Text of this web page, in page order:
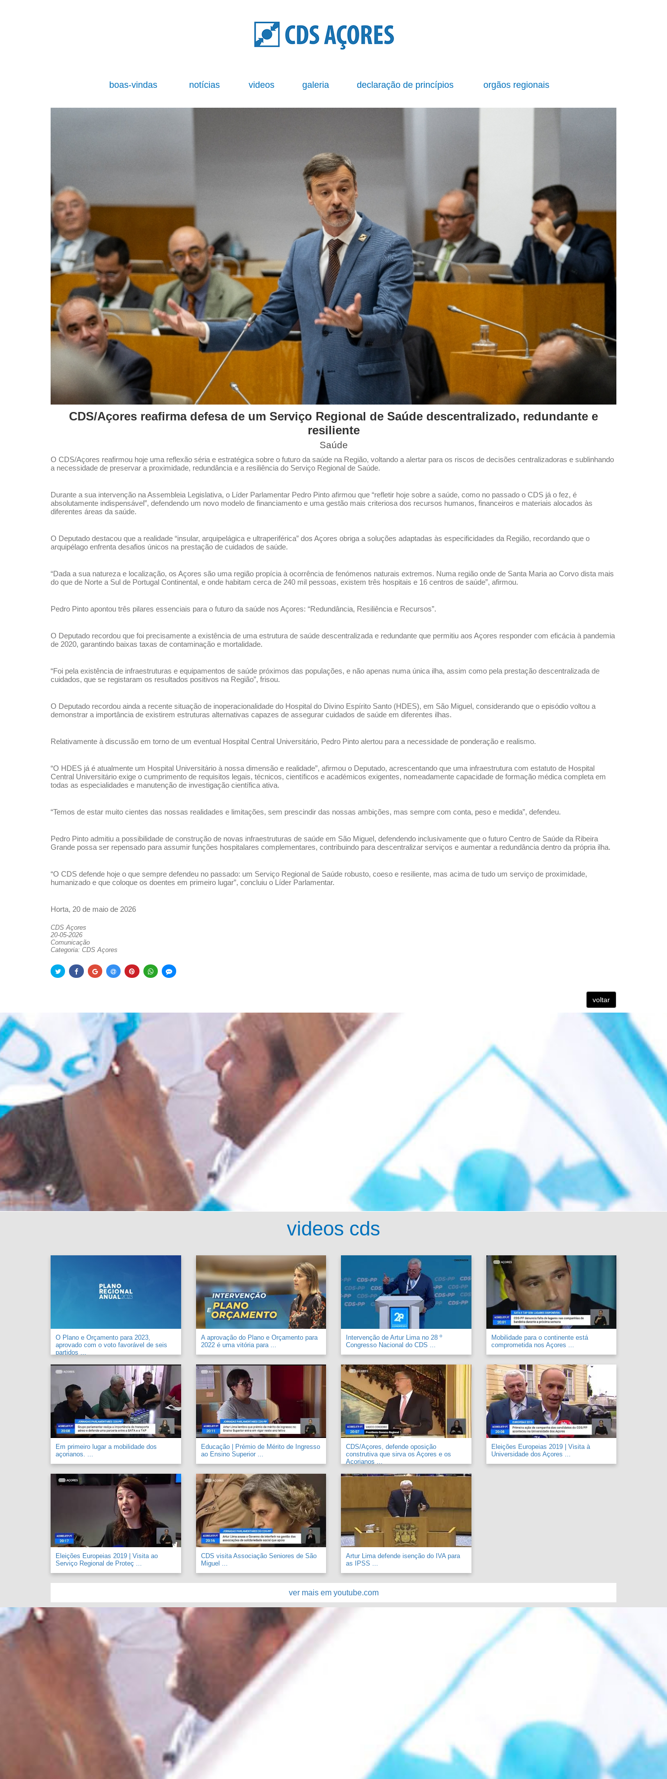
boas-vindas notícias videos galeria declaração de princípios orgãos regionais
CDS/Açores reafirma defesa de um Serviço Regional de Saúde descentralizado, redundante e
resiliente
Saúde
O CDS/Açores reafirmou hoje uma reflexão séria e estratégica sobre o futuro da saúde na Região, voltando a alertar para os riscos de decisões centralizadoras e sublinhando
a necessidade de preservar a proximidade, redundância e a resiliência do Serviço Regional de Saúde.
Durante a sua intervenção na Assembleia Legislativa, o Líder Parlamentar Pedro Pinto afirmou que “refletir hoje sobre a saúde, como no passado o CDS já o fez, é
absolutamente indispensável”, defendendo um novo modelo de financiamento e uma gestão mais criteriosa dos recursos humanos, financeiros e materiais alocados às
diferentes áreas da saúde.
O Deputado destacou que a realidade “insular, arquipelágica e ultraperiférica” dos Açores obriga a soluções adaptadas às especificidades da Região, recordando que o
arquipélago enfrenta desafios únicos na prestação de cuidados de saúde.
“Dada a sua natureza e localização, os Açores são uma região propícia à ocorrência de fenómenos naturais extremos. Numa região onde de Santa Maria ao Corvo dista mais
do que de Norte a Sul de Portugal Continental, e onde habitam cerca de 240 mil pessoas, existem três hospitais e 16 centros de saúde”, afirmou.
Pedro Pinto apontou três pilares essenciais para o futuro da saúde nos Açores: “Redundância, Resiliência e Recursos”.
O Deputado recordou que foi precisamente a existência de uma estrutura de saúde descentralizada e redundante que permitiu aos Açores responder com eficácia à pandemia
de 2020, garantindo baixas taxas de contaminação e mortalidade.
“Foi pela existência de infraestruturas e equipamentos de saúde próximos das populações, e não apenas numa única ilha, assim como pela prestação descentralizada de
cuidados, que se registaram os resultados positivos na Região”, frisou.
O Deputado recordou ainda a recente situação de inoperacionalidade do Hospital do Divino Espírito Santo (HDES), em São Miguel, considerando que o episódio voltou a
demonstrar a importância de existirem estruturas alternativas capazes de assegurar cuidados de saúde em diferentes ilhas.
Relativamente à discussão em torno de um eventual Hospital Central Universitário, Pedro Pinto alertou para a necessidade de ponderação e realismo.
“O HDES já é atualmente um Hospital Universitário à nossa dimensão e realidade”, afirmou o Deputado, acrescentando que uma infraestrutura com estatuto de Hospital
Central Universitário exige o cumprimento de requisitos legais, técnicos, científicos e académicos exigentes, nomeadamente capacidade de formação médica completa em
todas as especialidades e manutenção de investigação científica ativa.
“Temos de estar muito cientes das nossas realidades e limitações, sem prescindir das nossas ambições, mas sempre com conta, peso e medida”, defendeu.
Pedro Pinto admitiu a possibilidade de construção de novas infraestruturas de saúde em São Miguel, defendendo inclusivamente que o futuro Centro de Saúde da Ribeira
Grande possa ser repensado para assumir funções hospitalares complementares, contribuindo para descentralizar serviços e aumentar a redundância dentro da própria ilha.
“O CDS defende hoje o que sempre defendeu no passado: um Serviço Regional de Saúde robusto, coeso e resiliente, mas acima de tudo um serviço de proximidade,
humanizado e que coloque os doentes em primeiro lugar”, concluiu o Líder Parlamentar.
Horta, 20 de maio de 2026
CDS Açores
20-05-2026
Comunicação
Categoria: CDS Açores
voltar
videos cds
O Plano e Orçamento para 2023,
aprovado com o voto favorável de seis
partidos ...
A aprovação do Plano e Orçamento para
2022 é uma vitória para ...
Intervenção de Artur Lima no 28 º
Congresso Nacional do CDS ...
Mobilidade para o continente está
comprometida nos Açores ...
Em primeiro lugar a mobilidade dos
açorianos. ...
Educação | Prémio de Mérito de Ingresso
ao Ensino Superior ...
CDS/Açores, defende oposição
construtiva que sirva os Açores e os
Açorianos ...
Eleições Europeias 2019 | Visita à
Universidade dos Açores ...
Eleições Europeias 2019 | Visita ao
Serviço Regional de Proteç ...
CDS visita Associação Seniores de São
Miguel ...
Artur Lima defende isenção do IVA para
as IPSS ...
ver mais em youtube.com